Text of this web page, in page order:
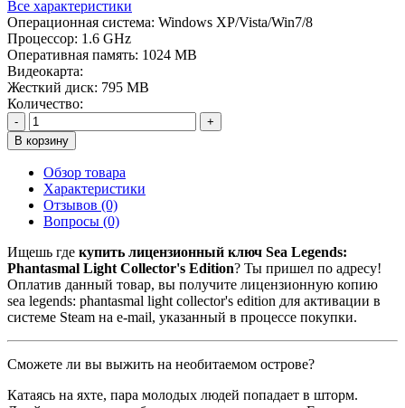
Все характеристики
Операционная система: Windows XP/Vista/Win7/8
Процессор: 1.6 GHz
Оперативная память: 1024 MB
Видеокарта:
Жесткий диск: 795 MB
Количество:
-
+
В корзину
Обзор товара
Характеристики
Отзывов (0)
Вопросы (0)
Ищешь где купить лицензионный ключ Sea Legends:
Phantasmal Light Collector's Edition? Ты пришел по адресу!
Оплатив данный товар, вы получите лицензионную копию
sea legends: phantasmal light collector's edition для активации в
системе Steam на e-mail, указанный в процессе покупки.
Сможете ли вы выжить на необитаемом острове?
Катаясь на яхте, пара молодых людей попадает в шторм.